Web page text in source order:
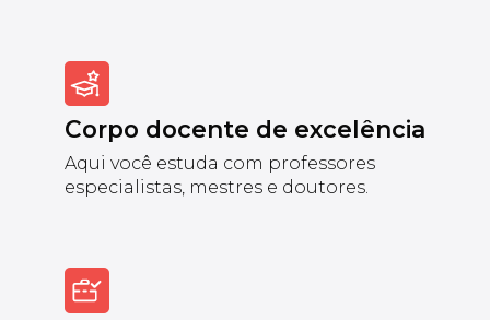
Corpo docente de excelência
Aqui você estuda com professores
especialistas, mestres e doutores.